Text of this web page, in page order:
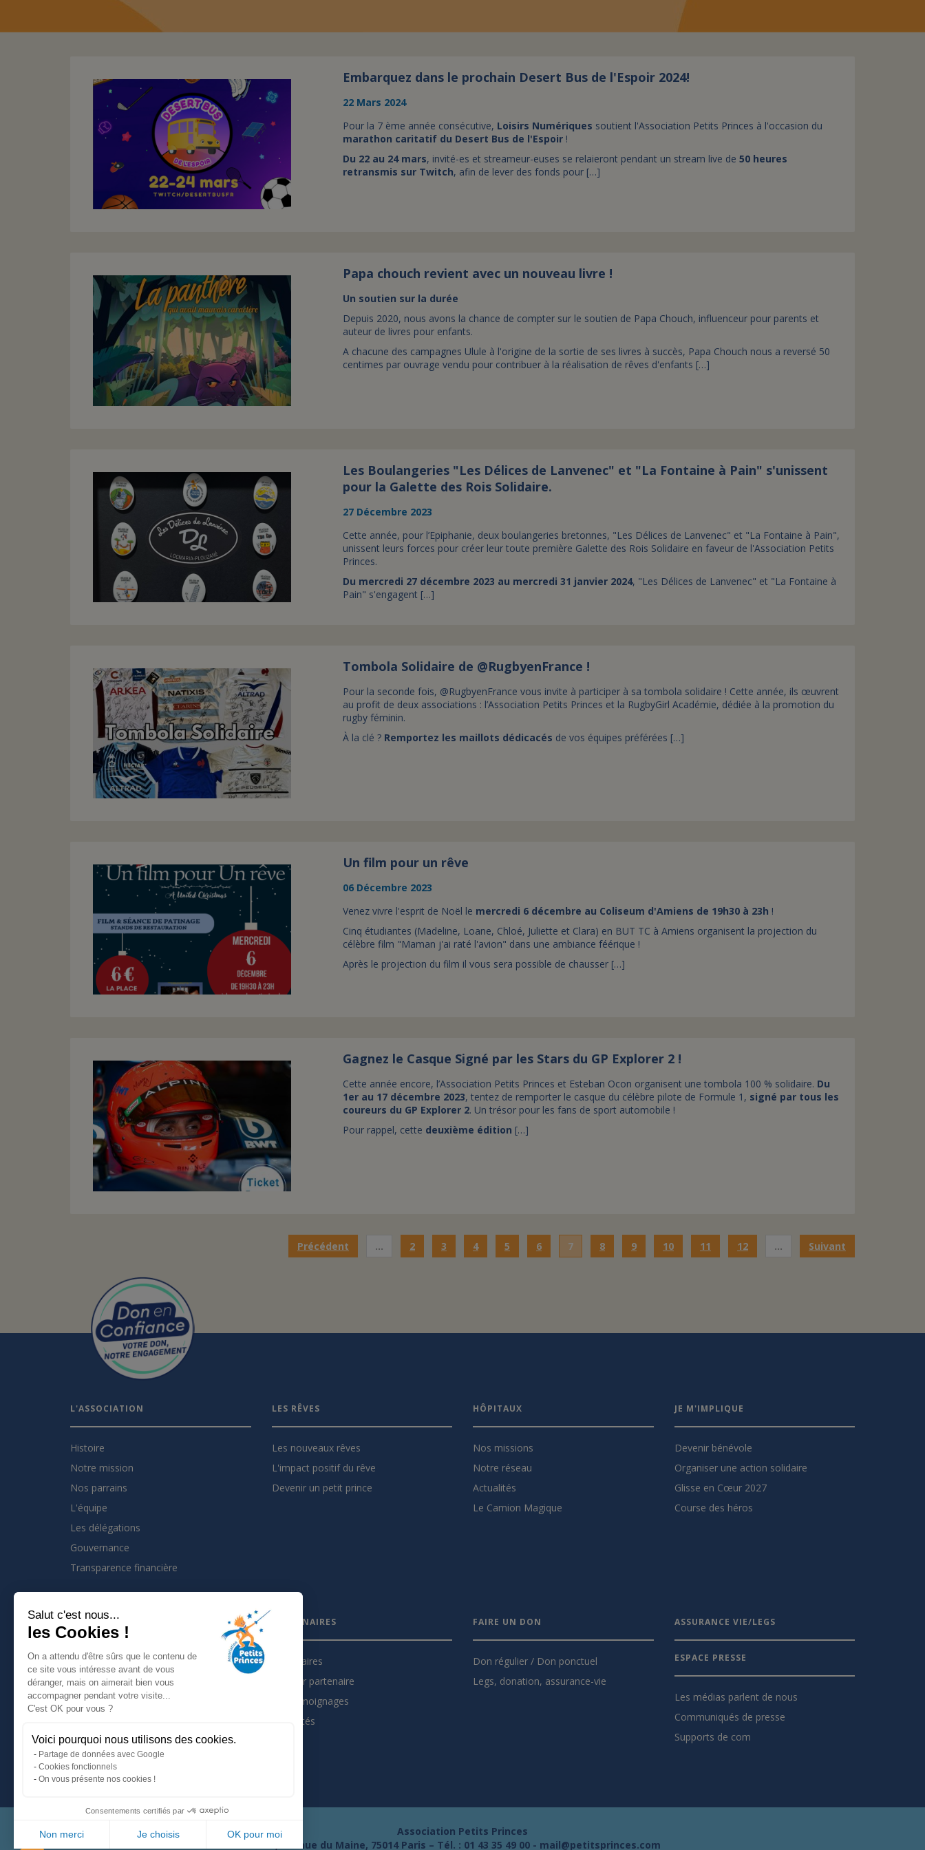
Salut c'est nous...
les Cookies !
On a attendu d'être sûrs que le contenu de
ce site vous intéresse avant de vous
déranger, mais on aimerait bien vous
accompagner pendant votre visite...
C'est OK pour vous ?
Voici pourquoi nous utilisons des cookies.
Partage de données avec Google
Cookies fonctionnels
On vous présente nos cookies !
Consentements certifiés par
Non merci Je choisis OK pour moi
Embarquez dans le prochain Desert Bus de l'Espoir 2024!
22 Mars 2024
Pour la 7 ème année consécutive, Loisirs Numériques soutient l'Association Petits Princes à l'occasion du
marathon caritatif du Desert Bus de l'Espoir !
Du 22 au 24 mars, invité-es et streameur-euses se relaieront pendant un stream live de 50 heures
retransmis sur Twitch, afin de lever des fonds pour […]
Papa chouch revient avec un nouveau livre !
Un soutien sur la durée
Depuis 2020, nous avons la chance de compter sur le soutien de Papa Chouch, influenceur pour parents et
auteur de livres pour enfants.
A chacune des campagnes Ulule à l'origine de la sortie de ses livres à succès, Papa Chouch nous a reversé 50
centimes par ouvrage vendu pour contribuer à la réalisation de rêves d'enfants […]
Les Boulangeries "Les Délices de Lanvenec" et "La Fontaine à Pain" s'unissent
pour la Galette des Rois Solidaire.
27 Décembre 2023
Cette année, pour l’Epiphanie, deux boulangeries bretonnes, "Les Délices de Lanvenec" et "La Fontaine à Pain",
unissent leurs forces pour créer leur toute première Galette des Rois Solidaire en faveur de l'Association Petits
Princes.
Du mercredi 27 décembre 2023 au mercredi 31 janvier 2024, "Les Délices de Lanvenec" et "La Fontaine à
Pain" s'engagent […]
Tombola Solidaire de @RugbyenFrance !
Pour la seconde fois, @RugbyenFrance vous invite à participer à sa tombola solidaire ! Cette année, ils œuvrent
au profit de deux associations : l’Association Petits Princes et la RugbyGirl Académie, dédiée à la promotion du
rugby féminin.
À la clé ? Remportez les maillots dédicacés de vos équipes préférées […]
Un film pour un rêve
06 Décembre 2023
Venez vivre l'esprit de Noël le mercredi 6 décembre au Coliseum d'Amiens de 19h30 à 23h !
Cinq étudiantes (Madeline, Loane, Chloé, Juliette et Clara) en BUT TC à Amiens organisent la projection du
célèbre film "Maman j'ai raté l'avion" dans une ambiance féérique !
Après le projection du film il vous sera possible de chausser […]
Gagnez le Casque Signé par les Stars du GP Explorer 2 !
Cette année encore, l’Association Petits Princes et Esteban Ocon organisent une tombola 100 % solidaire. Du
1er au 17 décembre 2023, tentez de remporter le casque du célèbre pilote de Formule 1, signé par tous les
coureurs du GP Explorer 2. Un trésor pour les fans de sport automobile !
Pour rappel, cette deuxième édition […]
Précédent … 2 3 4 5 6 7 8 9 10 11 12 … Suivant
L'ASSOCIATION
Histoire
Notre mission
Nos parrains
L'équipe
Les délégations
Gouvernance
Transparence financière
LES RÊVES
Les nouveaux rêves
L'impact positif du rêve
Devenir un petit prince
HÔPITAUX
Nos missions
Notre réseau
Actualités
Le Camion Magique
JE M'IMPLIQUE
Devenir bénévole
Organiser une action solidaire
Glisse en Cœur 2027
Course des héros
INSCRIVEZ VOUS À LA NEWSLETTER
Je m'inscris à la newsletter
Suivez nous sur :
Mentions légales
Politique de confidentialité
PARTENAIRES
Partenaires
Devenir partenaire
Les témoignages
Actualités
FAIRE UN DON
Don régulier / Don ponctuel
Legs, donation, assurance-vie
ASSURANCE VIE/LEGS
ESPACE PRESSE
Les médias parlent de nous
Communiqués de presse
Supports de com
Association Petits Princes
66, avenue du Maine, 75014 Paris – Tél. : 01 43 35 49 00 - mail@petitsprinces.com